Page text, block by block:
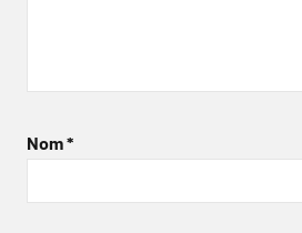
Nom*